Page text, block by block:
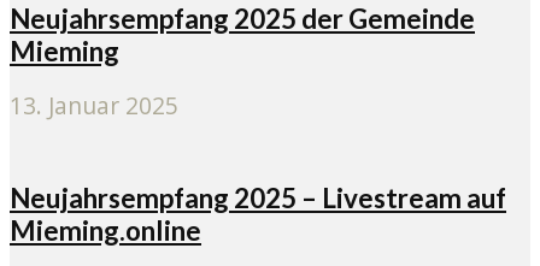
Neujahrsempfang 2025 der Gemeinde
Mieming
13. Januar 2025
Neujahrsempfang 2025 – Livestream auf
Mieming.online